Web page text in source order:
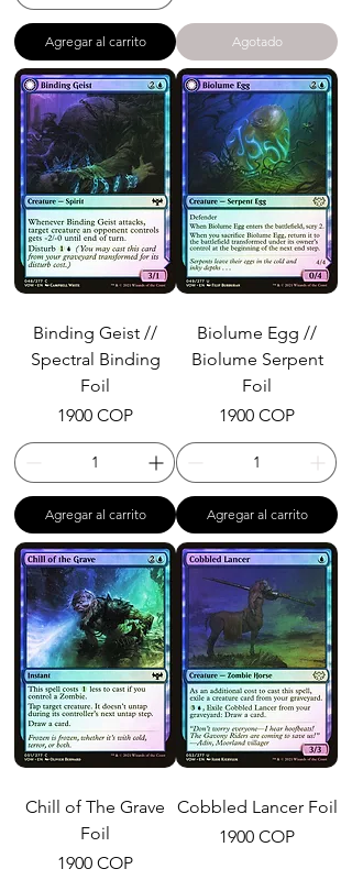
Agregar al carrito Agotado
Binding Geist //
Spectral Binding
Foil
Precio
1900 COP
Agregar al carrito
Biolume Egg //
Biolume Serpent
Foil
Precio
1900 COP
Agregar al carrito
Chill of The Grave
Foil
Precio
1900 COP
Cobbled Lancer Foil
Precio
1900 COP